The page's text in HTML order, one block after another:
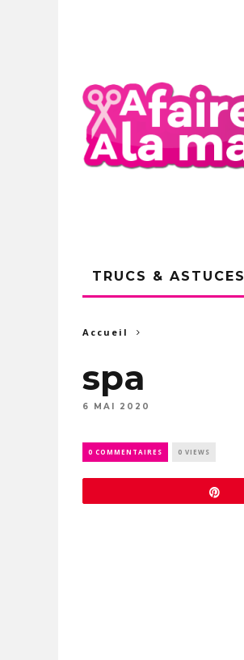
TRUCS & ASTUCES
Accueil
spa
6 MAI 2020
0 COMMENTAIRES 0 VIEWS